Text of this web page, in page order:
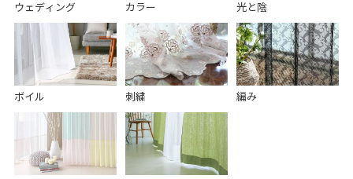
ウェディング カラー 光と陰
ボイル 刺繍 編み